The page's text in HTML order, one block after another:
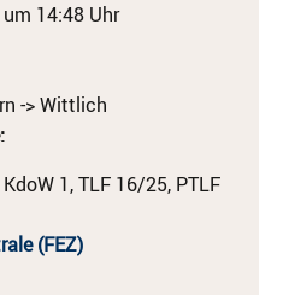
14:48 Uhr
-> Wittlich
KdoW 1, TLF 16/25, PTLF
(FEZ)